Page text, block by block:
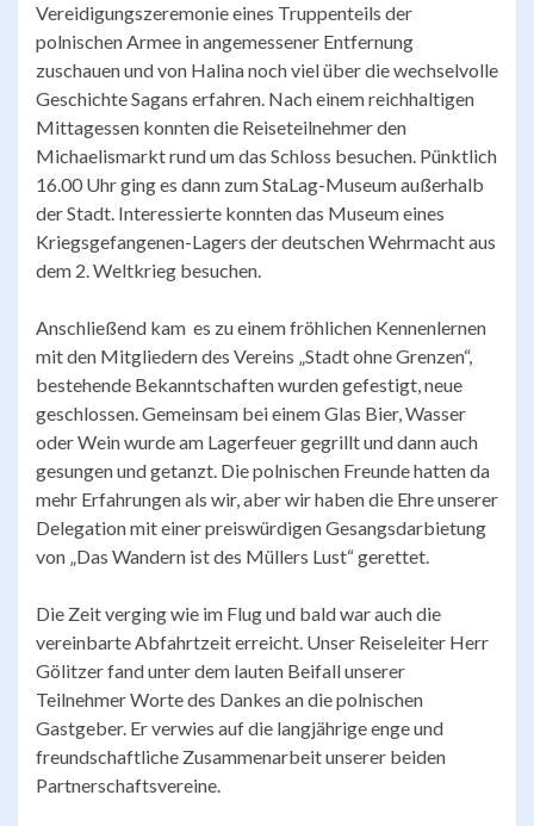
Vereidigungszeremonie eines Truppenteils der
polnischen Armee in angemessener Entfernung
zuschauen und von Halina noch viel über die wechselvolle
Geschichte Sagans erfahren. Nach einem reichhaltigen
Mittagessen konnten die Reiseteilnehmer den
Michaelismarkt rund um das Schloss besuchen. Pünktlich
16.00 Uhr ging es dann zum StaLag-Museum außerhalb
der Stadt. Interessierte konnten das Museum eines
Kriegsgefangenen-Lagers der deutschen Wehrmacht aus
dem 2. Weltkrieg besuchen.
Anschließend kam es zu einem fröhlichen Kennenlernen
mit den Mitgliedern des Vereins „Stadt ohne Grenzen“,
bestehende Bekanntschaften wurden gefestigt, neue
geschlossen. Gemeinsam bei einem Glas Bier, Wasser
oder Wein wurde am Lagerfeuer gegrillt und dann auch
gesungen und getanzt. Die polnischen Freunde hatten da
mehr Erfahrungen als wir, aber wir haben die Ehre unserer
Delegation mit einer preiswürdigen Gesangsdarbietung
von „Das Wandern ist des Müllers Lust“ gerettet.
Die Zeit verging wie im Flug und bald war auch die
vereinbarte Abfahrtzeit erreicht. Unser Reiseleiter Herr
Gölitzer fand unter dem lauten Beifall unserer
Teilnehmer Worte des Dankes an die polnischen
Gastgeber. Er verwies auf die langjährige enge und
freundschaftliche Zusammenarbeit unserer beiden
Partnerschaftsvereine.